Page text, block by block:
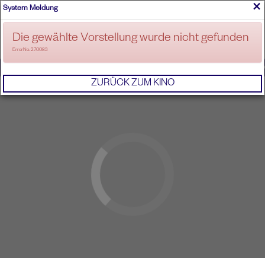
ANMELDEN
×
System Meldung
Die gewählte Vorstellung wurde nicht gefunden
ErrorNo. 270083
ZURÜCK ZUM KINO